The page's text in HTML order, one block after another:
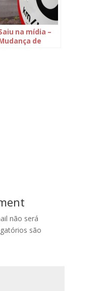
na mídia –
de
não será
são